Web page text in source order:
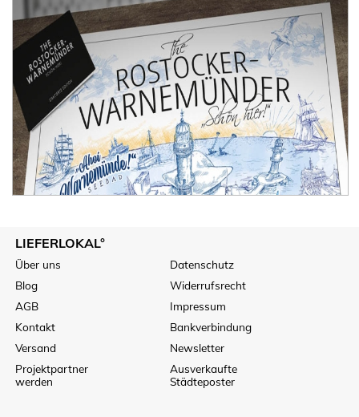
LIEFERLOKAL°
Über uns
Datenschutz
Blog
Widerrufsrecht
AGB
Impressum
Kontakt
Bankverbindung
Versand
Newsletter
Projektpartner
werden
Ausverkaufte
Städteposter